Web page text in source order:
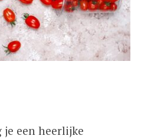
je een heerlijke